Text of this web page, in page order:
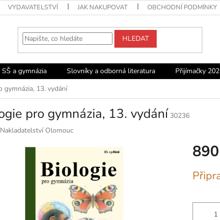
VYDAVATELSTVÍ JAK NAKUPOVAT OBCHODNÍ PODMÍNKY
HLEDAT
a gymnázia Slovníky a odborná literatura Přijímačky
gymnázia, 13. vydání
pro gymnázia, 13. vydání 30236
Nakladatelství Olomouc
cena: